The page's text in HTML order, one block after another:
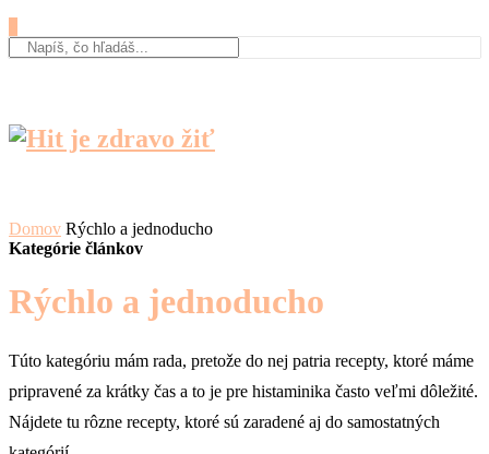
Domov Rýchlo a jednoducho
Kategórie článkov
Rýchlo a jednoducho
Túto kategóriu mám rada, pretože do nej patria recepty, ktoré máme
pripravené za krátky čas a to je pre histaminika často veľmi dôležité.
Nájdete tu rôzne recepty, ktoré sú zaradené aj do samostatných